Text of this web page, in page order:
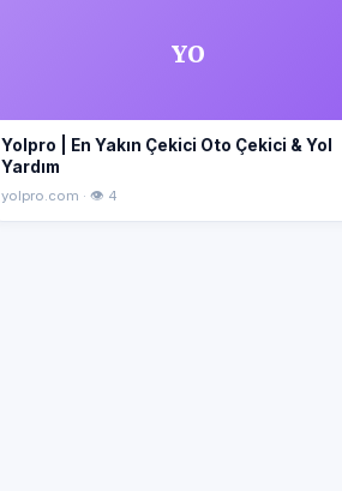
YO
Yolpro | En Yakın Çekici Oto Çekici & Yol
Yardım
yolpro.com · 👁 4